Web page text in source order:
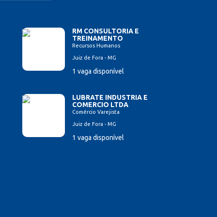
RM CONSULTORIA E
TREINAMENTO
Recursos Humanos
Juiz de Fora - MG
1 vaga disponível
LUBRATE INDUSTRIA E
COMERCIO LTDA
Comércio Varejista
Juiz de Fora - MG
1 vaga disponível